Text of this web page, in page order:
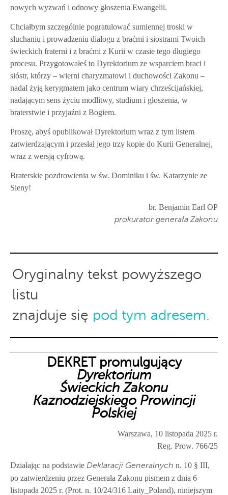
nowych wyzwań i odnowy głoszenia Ewangelii.
Chciałbym szczególnie pogratulować sumiennej troski w
słuchaniu i prowadzeniu dialogu z braćmi i siostrami Twoich
świeckich fraterni i z braćmi z Kurii w czasie tego długiego
procesu. Przygotowałeś to Dyrektorium ze wsparciem braci i
sióstr, którzy – wierni charyzmatowi i duchowości Zakonu –
nadal żyją kerygmatem jako centrum wiary chrześcijańskiej,
nadającym sens życiu modlitwy, studium i głoszenia, w
braterstwie i przyjaźni z Bogiem.
Proszę, abyś opublikował Dyrektorium wraz z tym listem
zatwierdzającym i przesłał jego trzy kopie do Kurii Generalnej,
wraz z wersją cyfrową.
Braterskie pozdrowienia w św. Dominiku i św. Katarzynie ze
Sieny!
br. Benjamin Earl OP
prokurator generała Zakonu
Oryginalny tekst powyższego
listu
znajduje się pod tym adresem.
DEKRET promulgujący
Dyrektorium
Świeckich Zakonu
Kaznodziejskiego Prowincji
Polskiej
Warszawa, 10 listopada 2025 r.
Reg. Prow. 766/25
Działając na podstawie Deklaracji Generalnych n. 10 § III,
po zatwierdzeniu przez Generała Zakonu pismem z dnia 6
listopada 2025 r. (Prot. n. 10/24/316 Laity_Poland), niniejszym